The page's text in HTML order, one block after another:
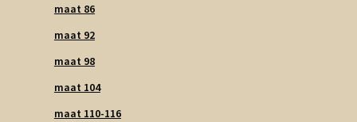
maat 86
maat 92
maat 98
maat 104
maat 110-116